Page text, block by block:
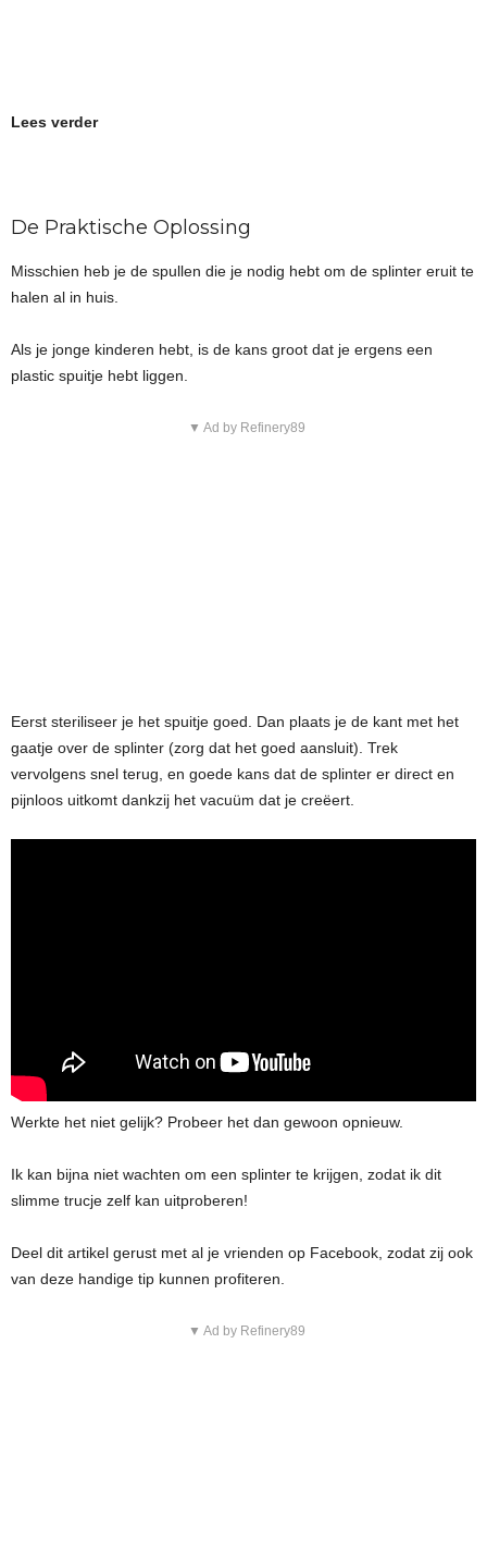
Lees verder
De Praktische Oplossing
Misschien heb je de spullen die je nodig hebt om de splinter eruit te
halen al in huis.
Als je jonge kinderen hebt, is de kans groot dat je ergens een
plastic spuitje hebt liggen.
▼ Ad by Refinery89
Eerst steriliseer je het spuitje goed. Dan plaats je de kant met het
gaatje over de splinter (zorg dat het goed aansluit). Trek
vervolgens snel terug, en goede kans dat de splinter er direct en
pijnloos uitkomt dankzij het vacuüm dat je creëert.
Werkte het niet gelijk? Probeer het dan gewoon opnieuw.
Ik kan bijna niet wachten om een splinter te krijgen, zodat ik dit
slimme trucje zelf kan uitproberen!
Deel dit artikel gerust met al je vrienden op Facebook, zodat zij ook
van deze handige tip kunnen profiteren.
▼ Ad by Refinery89